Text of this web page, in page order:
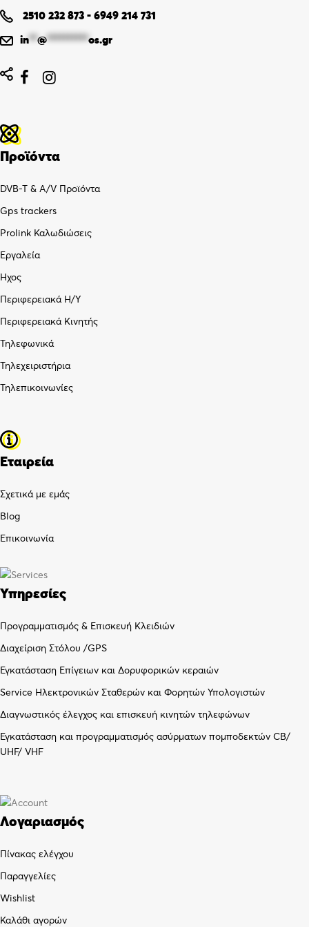
2510 232 873 - 6949 214 731
in**@**********os.gr
 
Προϊόντα
DVB-T & A/V Προϊόντα
Gps trackers
Prolink Καλωδιώσεις
Εργαλεία
Ήχος
Περιφερειακά Η/Υ
Περιφερειακά Κινητής
Τηλεφωνικά
Τηλεχειριστήρια
Τηλεπικοινωνίες
Εταιρεία
Σχετικά με εμάς
Blog
Επικοινωνία
Υπηρεσίες
Προγραμματισμός & Επισκευή Κλειδιών
Διαχείριση Στόλου /GPS
Εγκατάσταση Επίγειων και Δορυφορικών κεραιών
Service Ηλεκτρονικών Σταθερών και Φορητών Υπολογιστών
Διαγνωστικός έλεγχος και επισκευή κινητών τηλεφώνων
Εγκατάσταση και προγραμματισμός ασύρματων πομποδεκτών CB/
UHF/ VHF
Λογαριασμός
Πίνακας ελέγχου
Παραγγελίες
Wishlist
Καλάθι αγορών